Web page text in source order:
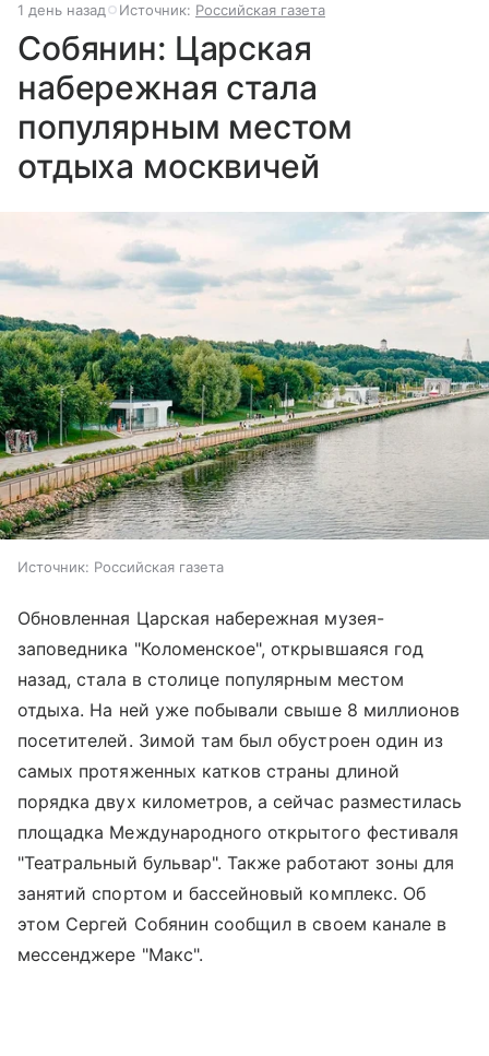
1 день назад Источник: Российская газета
Собянин: Царская
набережная стала
популярным местом
отдыха москвичей
Источник: Российская газета
Обновленная Царская набережная музея-
заповедника "Коломенское", открывшаяся год
назад, стала в столице популярным местом
отдыха. На ней уже побывали свыше 8 миллионов
посетителей. Зимой там был обустроен один из
самых протяженных катков страны длиной
порядка двух километров, а сейчас разместилась
площадка Международного открытого фестиваля
"Театральный бульвар". Также работают зоны для
занятий спортом и бассейновый комплекс. Об
этом Сергей Собянин сообщил в своем канале в
мессенджере "Макс".